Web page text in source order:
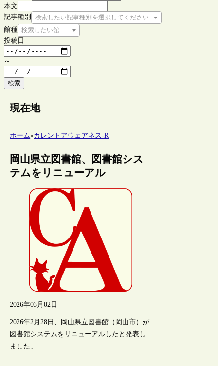
本文
記事種別
検索したい記事種別を選択してください
館種 検索したい館種を選択してください
投稿日
～
検索
現在地
ホーム»カレントアウェアネス-R
岡山県立図書館、図書館シス
テムをリニューアル
2026年03月02日
2026年2月28日、岡山県立図書館（岡山市）が
図書館システムをリニューアルしたと発表し
ました。